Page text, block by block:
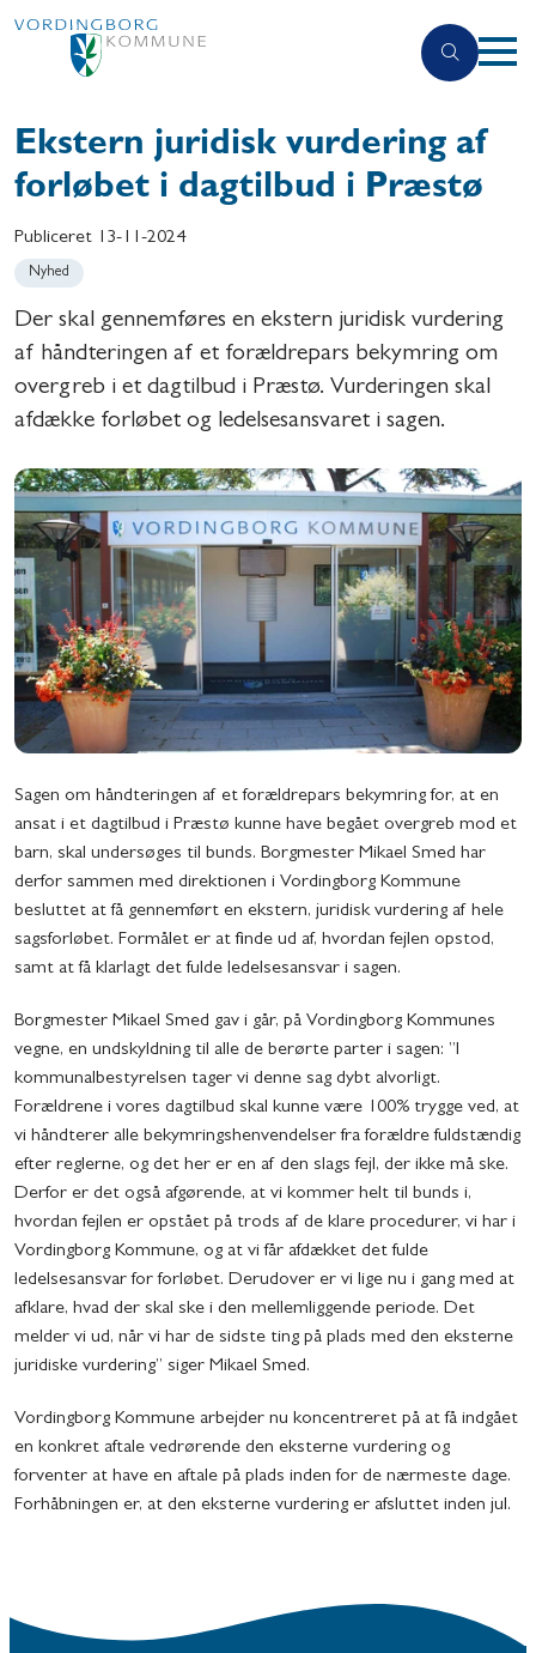
Ekstern juridisk vurdering af
forløbet i dagtilbud i Præstø
Publiceret 13-11-2024
Nyhed
Der skal gennemføres en ekstern juridisk vurdering
af håndteringen af et forældrepars bekymring om
overgreb i et dagtilbud i Præstø. Vurderingen skal
afdække forløbet og ledelsesansvaret i sagen.
Sagen om håndteringen af et forældrepars bekymring for, at en
ansat i et dagtilbud i Præstø kunne have begået overgreb mod et
barn, skal undersøges til bunds. Borgmester Mikael Smed har
derfor sammen med direktionen i Vordingborg Kommune
besluttet at få gennemført en ekstern, juridisk vurdering af hele
sagsforløbet. Formålet er at finde ud af, hvordan fejlen opstod,
samt at få klarlagt det fulde ledelsesansvar i sagen.
Borgmester Mikael Smed gav i går, på Vordingborg Kommunes
vegne, en undskyldning til alle de berørte parter i sagen: ”I
kommunalbestyrelsen tager vi denne sag dybt alvorligt.
Forældrene i vores dagtilbud skal kunne være 100% trygge ved, at
vi håndterer alle bekymringshenvendelser fra forældre fuldstændig
efter reglerne, og det her er en af den slags fejl, der ikke må ske.
Derfor er det også afgørende, at vi kommer helt til bunds i,
hvordan fejlen er opstået på trods af de klare procedurer, vi har i
Vordingborg Kommune, og at vi får afdækket det fulde
ledelsesansvar for forløbet. Derudover er vi lige nu i gang med at
afklare, hvad der skal ske i den mellemliggende periode. Det
melder vi ud, når vi har de sidste ting på plads med den eksterne
juridiske vurdering” siger Mikael Smed.
Vordingborg Kommune arbejder nu koncentreret på at få indgået
en konkret aftale vedrørende den eksterne vurdering og
forventer at have en aftale på plads inden for de nærmeste dage.
Forhåbningen er, at den eksterne vurdering er afsluttet inden jul.